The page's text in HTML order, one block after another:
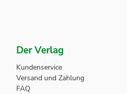
Der Verlag
Kundenservice
Versand und Zahlung
FAQ